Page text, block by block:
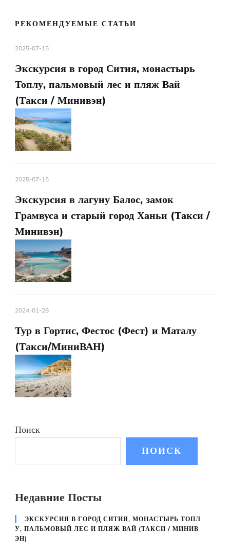
РЕКОМЕНДУЕМЫЕ СТАТЬИ
2025-07-15
Экскурсия в город Сития, монастырь
Топлу, пальмовый лес и пляж Вай
(Такси / Минивэн)
2025-07-15
Экскурсия в лагуну Балос, замок
Грамвуса и старый город Ханьи (Такси /
Минивэн)
2024-01-28
Тур в Гортис, Фестос (Фест) и Маталу
(Такси/МиниВАН)
Поиск
ПОИСК
Недавние Посты
ЭКСКУРСИЯ В ГОРОД СИТИЯ, МОНАСТЫРЬ ТОПЛ
У, ПАЛЬМОВЫЙ ЛЕС И ПЛЯЖ ВАЙ (ТАКСИ / МИНИВ
ЭН)